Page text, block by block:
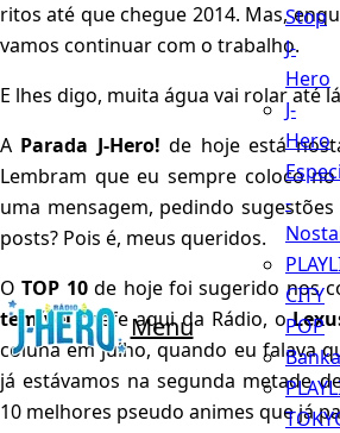
Menu
Stop
J-
Hero
J-
Hero
-
CITY
POP
ritos até que chegue 2014. Mas,
vamos continuar com o trabalho.
E lhes digo, muita água vai rolar até
A Parada J-Hero! de hoje está
Lembram que eu sempre coloco
uma mensagem, pedindo
posts? Pois é, meus queridos.
OTOP 10de hoje foi sugerido nos
temívelchefe aqui da Rádio, o
coluna em julho, quando eu falava
já estávamos na segunda metade
10 melhores pseudo animes que já